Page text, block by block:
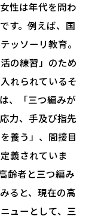
性は年代を問わ
す。例えば、国
ッソーリ教育。
の練習」のため
れられているそ
、「三つ編みが
力、手及び指先
養う」、間接目
義されていま
齢者と三つ編み
ると、現在の高
ューとして、三